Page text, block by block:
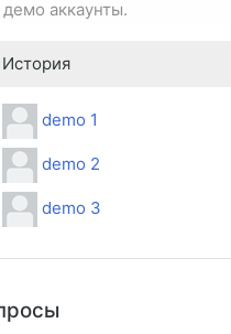
демо аккаунты.
История
demo 1
demo 2
demo 3